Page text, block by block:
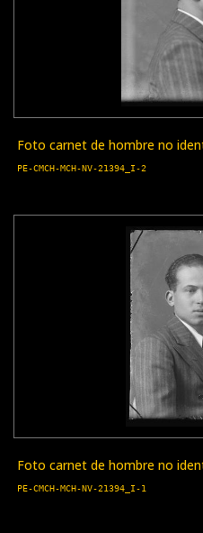
Foto carnet de hombre no
PE-CMCH-MCH-NV-21394_I-2
Foto carnet de hombre no
PE-CMCH-MCH-NV-21394_I-1